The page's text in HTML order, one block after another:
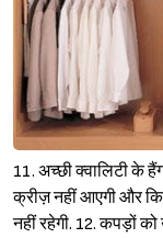
11. अच्छी क्वालिटी के
क्रीज़ नहीं आएगी और
नहीं रहेगी. 12. कपड़ों